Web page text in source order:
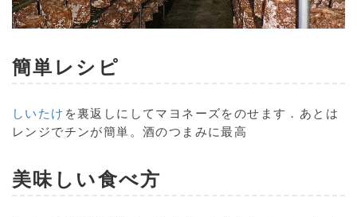
簡単レシピ
しいたけ を裏返しにしてマヨネーズをのせます．あとは
レンジでチンが簡単。酒のつまみに最高
美味しい食べ方